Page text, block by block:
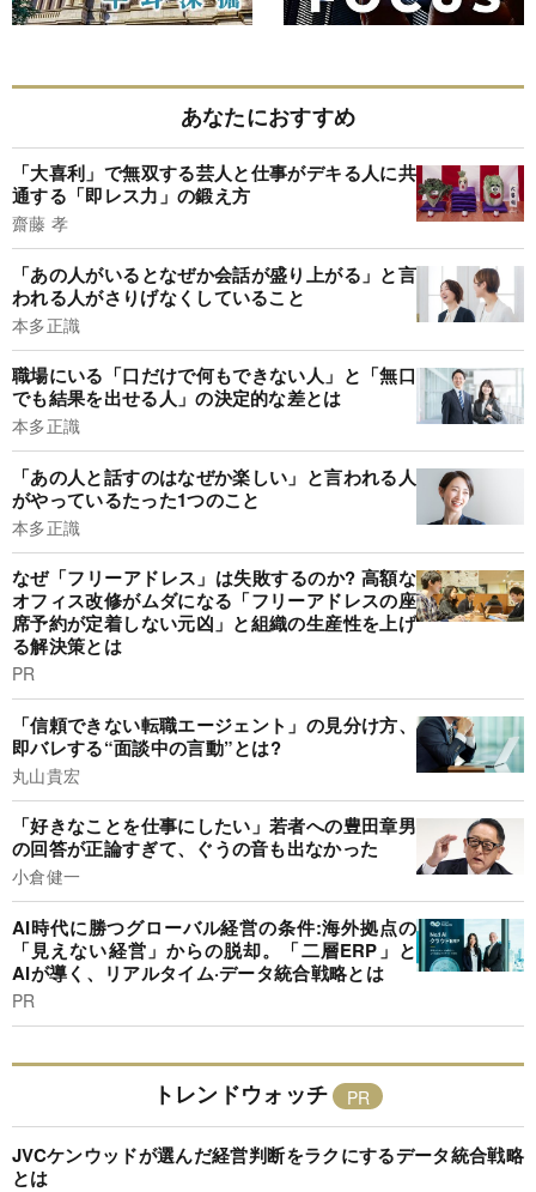
あなたにおすすめ
「大喜利」で無双する芸人と仕事がデキる人に共
通する「即レス力」の鍛え方
齋藤 孝
「あの人がいるとなぜか会話が盛り上がる」と言
われる人がさりげなくしていること
本多正識
職場にいる「口だけで何もできない人」と「無口
でも結果を出せる人」の決定的な差とは
本多正識
「あの人と話すのはなぜか楽しい」と言われる人
がやっているたった1つのこと
本多正識
なぜ「フリーアドレス」は失敗するのか? 高額な
オフィス改修がムダになる「フリーアドレスの座
席予約が定着しない元凶」と組織の生産性を上げ
る解決策とは
PR
「信頼できない転職エージェント」の見分け方、
即バレする“面談中の言動”とは?
丸山貴宏
「好きなことを仕事にしたい」若者への豊田章男
の回答が正論すぎて、ぐうの音も出なかった
小倉健一
AI時代に勝つグローバル経営の条件:海外拠点の
「見えない経営」からの脱却。「二層ERP」と
AIが導く、リアルタイム·データ統合戦略とは
PR
トレンドウォッチ
JVCケンウッドが選んだ経営判断をラクにするデータ統合戦略
とは